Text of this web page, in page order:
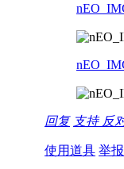
回复 支持 反
使用道具 举报